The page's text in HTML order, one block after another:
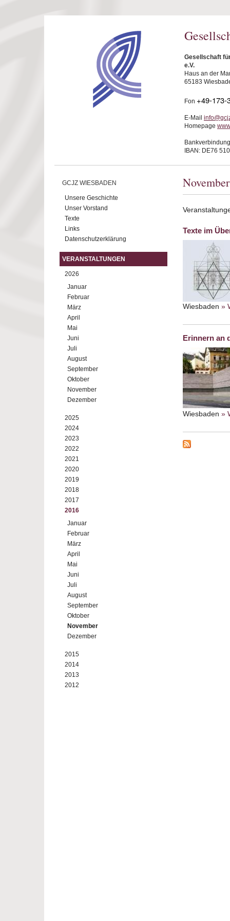
Gesellschaft
e.V.
Haus an der
65183
Fon +49-173-
E-Mail
Homepage
IBAN: DE76
GCJZ WIESBADEN
Unsere Geschichte
Unser Vorstand
Texte
Links
Datenschutzerklärung
VERANSTALTUNGEN
2026
Januar
Februar
März
April
Mai
Juni
Juli
August
September
Oktober
November
Dezember
2025
2024
2023
2022
2021
2020
2019
2018
2017
2016
Januar
Februar
März
April
Mai
Juni
Juli
August
September
Oktober
November
Dezember
2015
2014
2013
2012
Texte im
Wiesbaden »
Erinnern an
Wiesbaden »